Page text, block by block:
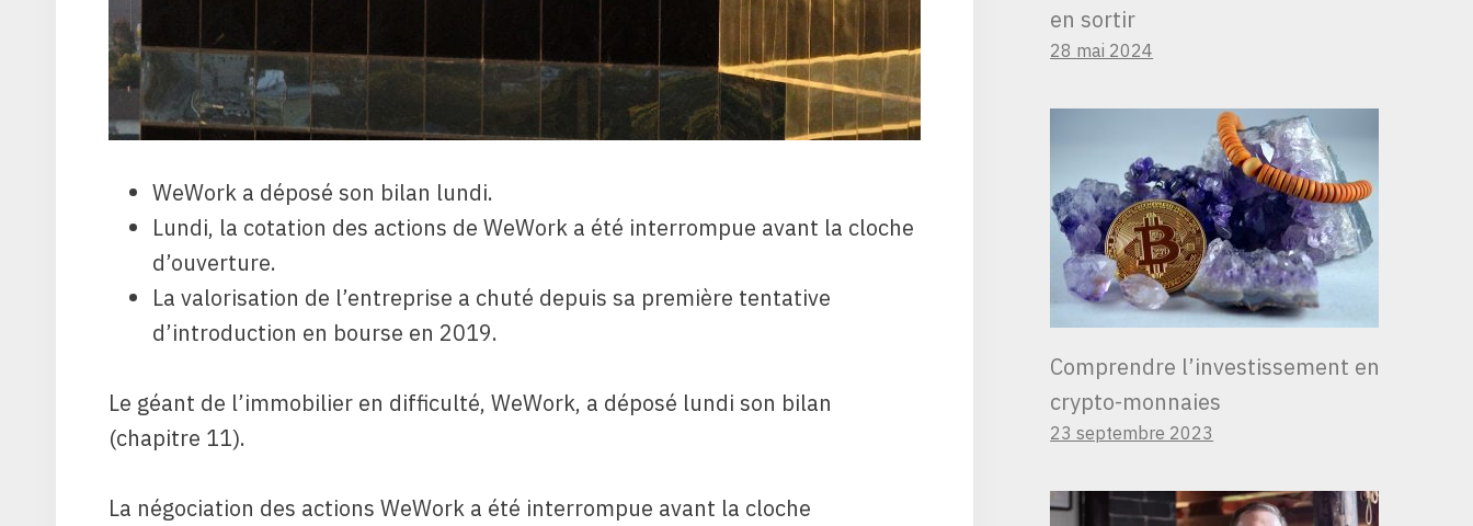
WeWork a déposé son bilan lundi.
Lundi, la cotation des actions de WeWork a été interrompue avant la cloche
d’ouverture.
La valorisation de l’entreprise a chuté depuis sa première tentative
d’introduction en bourse en 2019.
Le géant de l’immobilier en difficulté, WeWork, a déposé lundi son bilan
(chapitre 11).
La négociation des actions WeWork a été interrompue avant la cloche
en sortir
28 mai 2024
Comprendre l’investissement en
crypto-monnaies
23 septembre 2023